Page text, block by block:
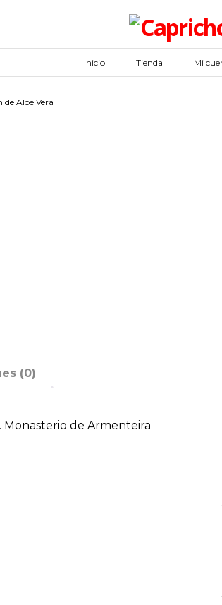
Inicio Tienda Mi
de Aloe Vera
(0)
Monasterio de Armenteira